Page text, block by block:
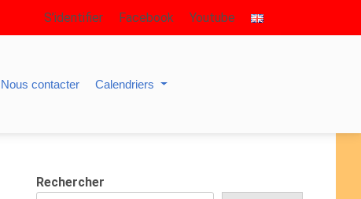
S’identifier Facebook Youtube
Nous contacter Calendriers
Rechercher